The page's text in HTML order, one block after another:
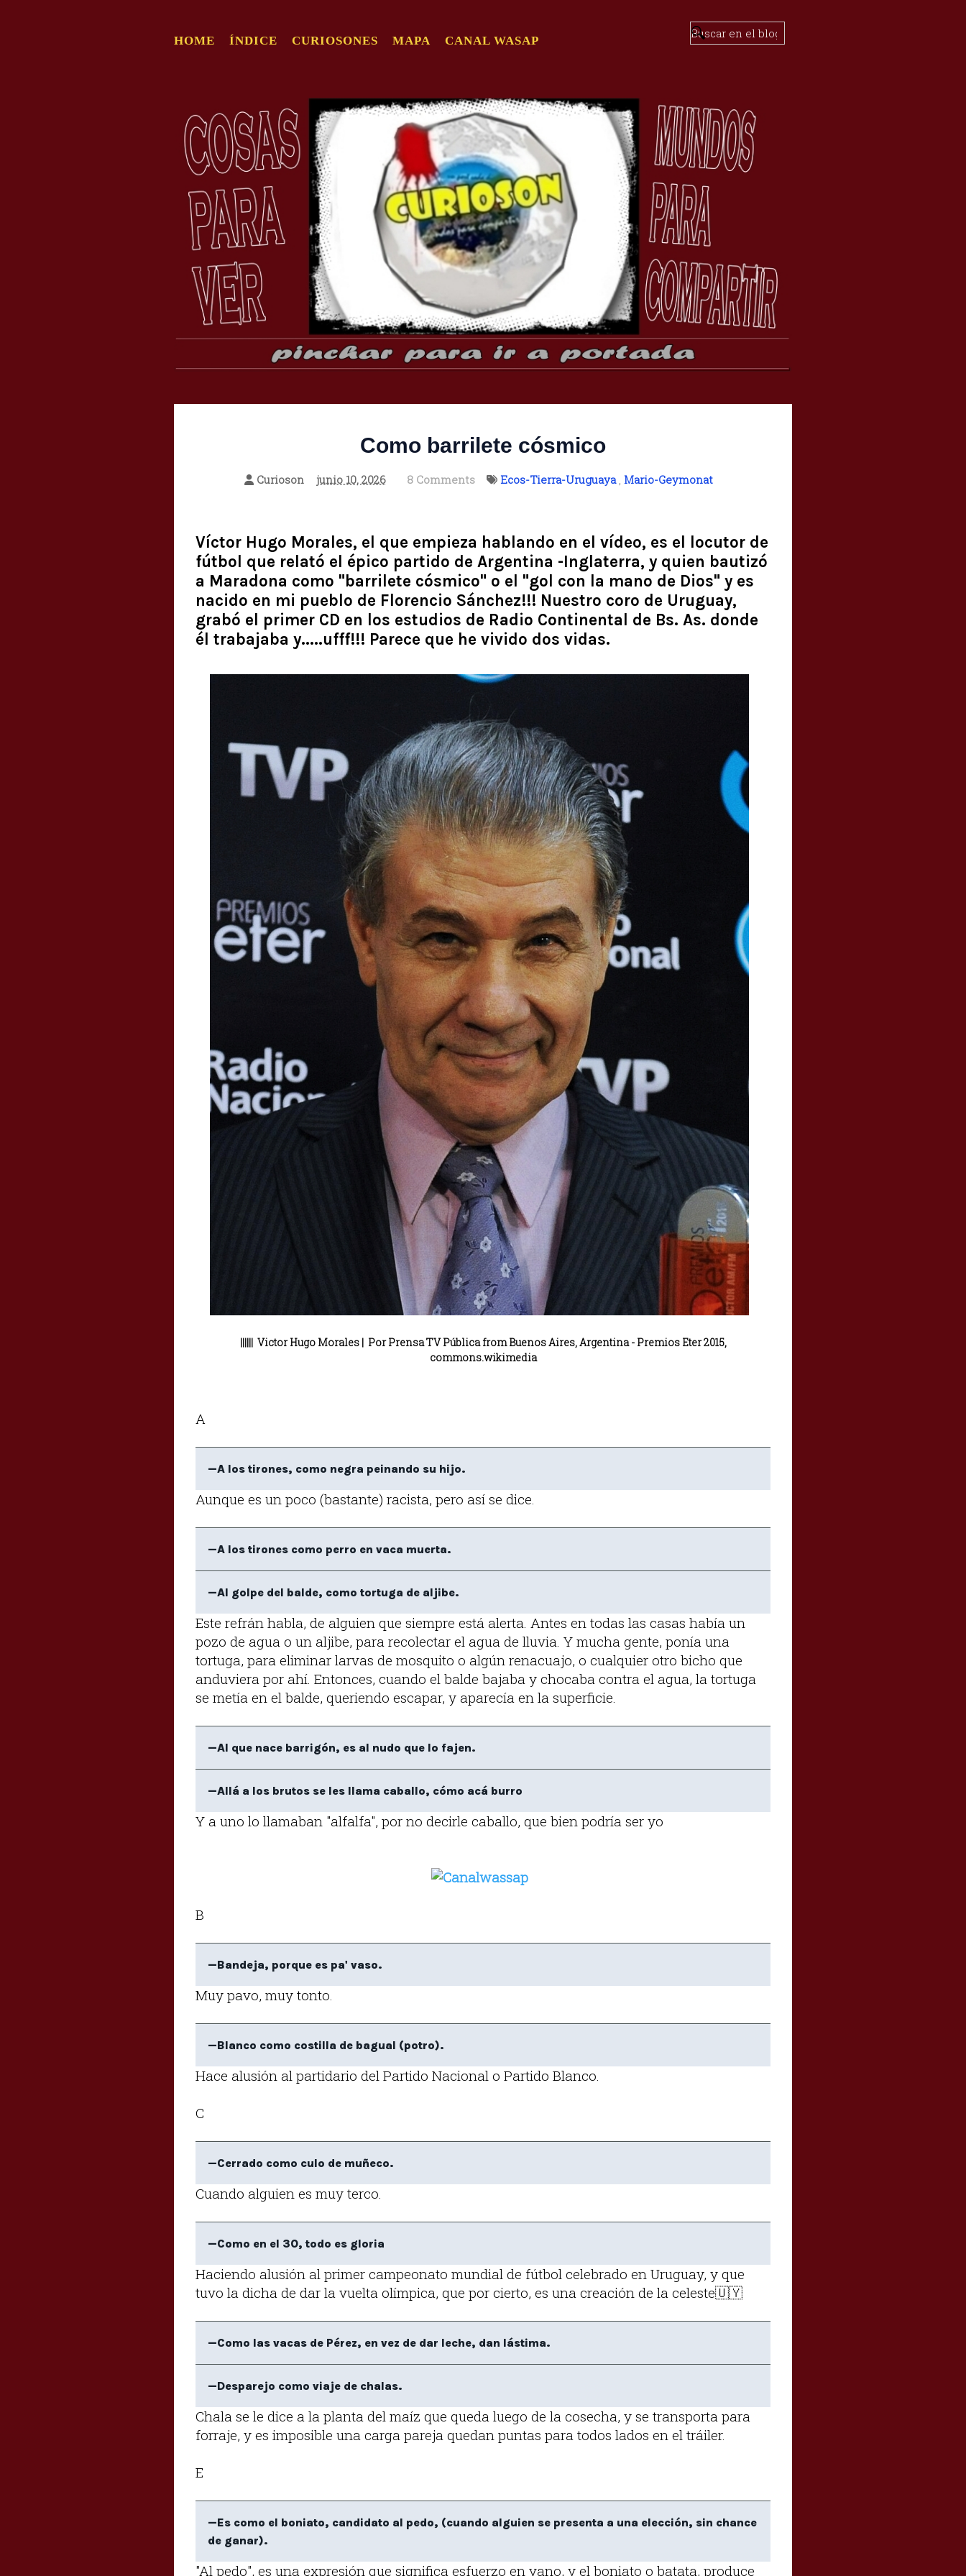
HOME ÍNDICE CURIOSONES MAPA CANAL WASAP
Como barrilete cósmico
Curioson junio 10, 2026 8 Comments Ecos-Tierra-Uruguaya, Mario-Geymonat
Víctor Hugo Morales, el que empieza hablando en el vídeo, es el locutor de
fútbol que relató el épico partido de Argentina -Inglaterra, y quien bautizó
a Maradona como "barrilete cósmico" o el "gol con la mano de Dios" y es
nacido en mi pueblo de Florencio Sánchez!!! Nuestro coro de Uruguay,
grabó el primer CD en los estudios de Radio Continental de Bs. As. donde
él trabajaba y.....ufff!!! Parece que he vivido dos vidas.
|||||| Victor Hugo Morales | Por Prensa TV Pública from Buenos Aires, Argentina - Premios Eter 2015,
commons.wikimedia
A
—A los tirones, como negra peinando su hijo.
Aunque es un poco (bastante) racista, pero así se dice.
—A los tirones como perro en vaca muerta.
—Al golpe del balde, como tortuga de aljibe.
Este refrán habla, de alguien que siempre está alerta. Antes en todas las casas había un
pozo de agua o un aljibe, para recolectar el agua de lluvia. Y mucha gente, ponía una
tortuga, para eliminar larvas de mosquito o algún renacuajo, o cualquier otro bicho que
anduviera por ahí. Entonces, cuando el balde bajaba y chocaba contra el agua, la tortuga
se metía en el balde, queriendo escapar, y aparecía en la superficie.
—Al que nace barrigón, es al nudo que lo fajen.
—Allá a los brutos se les llama caballo, cómo acá burro
Y a uno lo llamaban "alfalfa", por no decirle caballo, que bien podría ser yo
B
—Bandeja, porque es pa' vaso.
Muy pavo, muy tonto.
—Blanco como costilla de bagual (potro).
Hace alusión al partidario del Partido Nacional o Partido Blanco.
C
—Cerrado como culo de muñeco.
Cuando alguien es muy terco.
—Como en el 30, todo es gloria
Haciendo alusión al primer campeonato mundial de fútbol celebrado en Uruguay, y que
tuvo la dicha de dar la vuelta olímpica, que por cierto, es una creación de la celeste🇺🇾
—Como las vacas de Pérez, en vez de dar leche, dan lástima.
—Desparejo como viaje de chalas.
Chala se le dice a la planta del maíz que queda luego de la cosecha, y se transporta para
forraje, y es imposible una carga pareja quedan puntas para todos lados en el tráiler.
E
—Es como el boniato, candidato al pedo, (cuando alguien se presenta a una elección, sin chance
de ganar).
"Al pedo", es una expresión que significa esfuerzo en vano, y el boniato o batata, produce